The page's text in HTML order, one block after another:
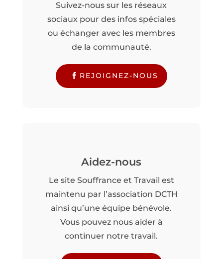
Suivez-nous sur les réseaux
sociaux pour des infos spéciales
ou échanger avec les membres
de la communauté.
REJOIGNEZ-NOUS
Aidez-nous
Le site Souffrance et Travail est
maintenu par l’association DCTH
ainsi qu’une équipe bénévole.
Vous pouvez nous aider à
continuer notre travail.